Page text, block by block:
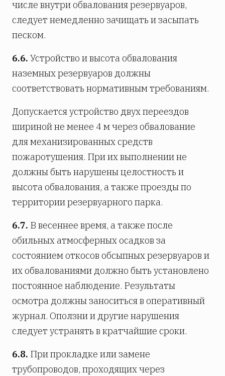
числе внутри обвалования резервуаров,
следует немедленно зачищать и засыпать
песком.
6.6. Устройство и высота обвалования
наземных резервуаров должны
соответствовать нормативным требованиям.
Допускается устройство двух переездов
шириной не менее 4 м через обвалование
для механизированных средств
пожаротушения. При их выполнении не
должны быть нарушены целостность и
высота обвалования, а также проезды по
территории резервуарного парка.
6.7. В весеннее время, а также после
обильных атмосферных осадков за
состоянием откосов обсыпных резервуаров и
их обвалованиями должно быть установлено
постоянное наблюдение. Результаты
осмотра должны заноситься в оперативный
журнал. Оползни и другие нарушения
следует устранять в кратчайшие сроки.
6.8. При прокладке или замене
трубопроводов, проходящих через